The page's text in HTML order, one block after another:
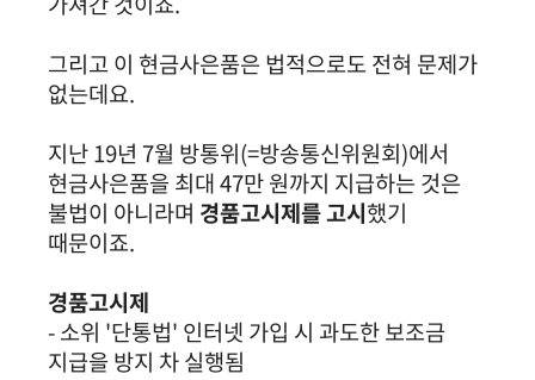
그리고 이 현금사은품은 법적으로도 전혀 문제가
없는데요.
지난 19년 7월 방통위(=방송통신위원회)에서
현금사은품을 최대 47만 원까지 지급하는 것은
불법이 아니라며 경품고시제를 고시했기
때문이죠.
경품고시제
- 소위 '단통법' 인터넷 가입 시 과도한 보조금
지급을 방지 차 실행됨